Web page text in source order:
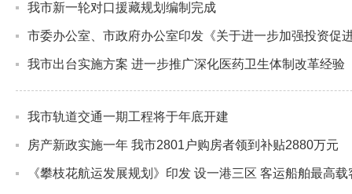
我市新一轮对口援藏规划编制完成
市委办公室、市政府办公室印发《关于进一步加强投资促
我市出台实施方案 进一步推广深化医药卫生体制改革经验
我市轨道交通一期工程将于年底开建
房产新政实施一年 我市2801户购房者领到补贴2880万元
《攀枝花航运发展规划》印发 设一港三区 客运船舶最高